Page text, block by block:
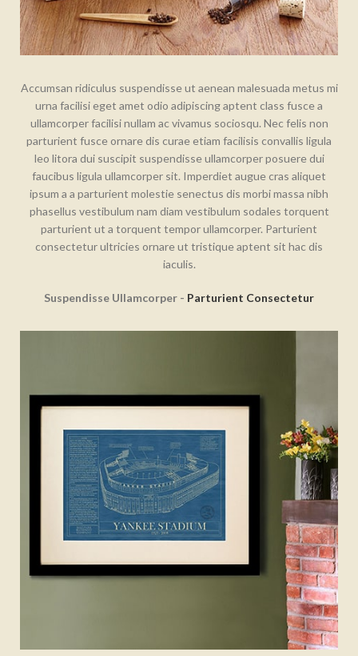
Accumsan ridiculus suspendisse ut aenean malesuada metus mi
urna facilisi eget amet odio adipiscing aptent class fusce a
ullamcorper facilisi nullam ac vivamus sociosqu. Nec felis non
parturient fusce ornare dis curae etiam facilisis convallis ligula
leo litora dui suscipit suspendisse ullamcorper posuere dui
faucibus ligula ullamcorper sit. Imperdiet augue cras aliquet
ipsum a a parturient molestie senectus dis morbi massa nibh
phasellus vestibulum nam diam vestibulum sodales torquent
parturient ut a torquent tempor ullamcorper. Parturient
consectetur ultricies ornare ut tristique aptent sit hac dis
iaculis.
Suspendisse Ullamcorper - Parturient Consectetur